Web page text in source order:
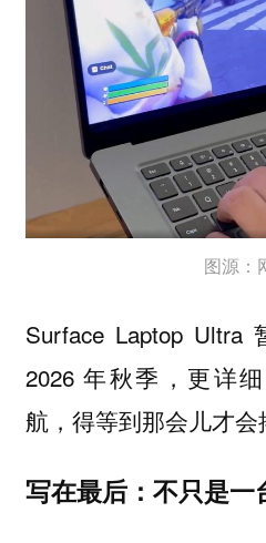
图源：
Surface Laptop
2026 年秋季，更详
航，得等到那会儿才会
写在最后：不只是一